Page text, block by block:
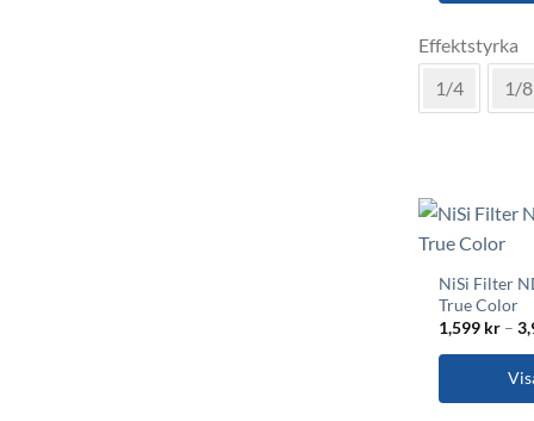
här
har
olika
alternativen
väljas
på
Effektstyrka
1/4
1/8
NiSi Filter
True Color
1,599 kr –